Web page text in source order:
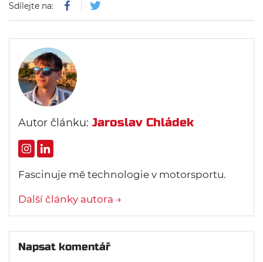
Sdílejte na:
Autor článku: Jaroslav Chládek
Fascinuje mě technologie v motorsportu.
Další články autora →
Napsat komentář